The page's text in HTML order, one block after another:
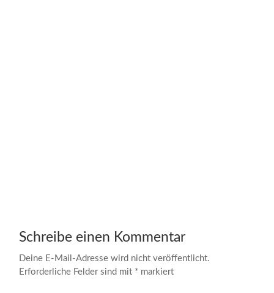
Schreibe einen Kommentar
Deine E-Mail-Adresse wird nicht veröffentlicht.
Erforderliche Felder sind mit * markiert